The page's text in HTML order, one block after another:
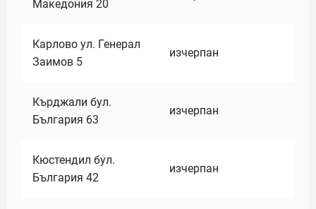
Македония 20
Карлово ул. Генерал
Заимов 5
изчерпан
Кърджали бул.
България 63
изчерпан
Кюстендил бул.
България 42
изчерпан